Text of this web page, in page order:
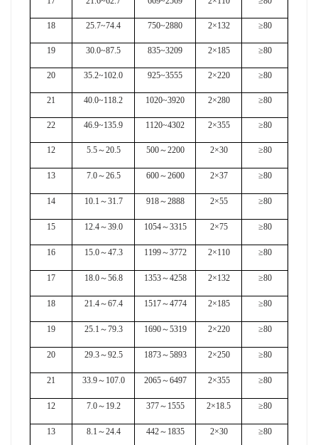
18 25.7~74.4 750~2880 2×132 ≥80
19 30.0~87.5 835~3209 2×185 ≥80
20 35.2~102.0 925~3555 2×220 ≥80
21 40.0~118.2 1020~3920 2×280 ≥80
22 46.9~135.9 1120~4302 2×355 ≥80
12 5.5～20.5 500～2200 2×30 ≥80
13 7.0～26.5 600～2600 2×37 ≥80
14 10.1 ～31.7 918～2888 2×55 ≥80
15 12.4～39.0 1054～3315 2×75 ≥80
16 15.0～47.3 1199～3772 2×110 ≥80
17 18.0～56.8 1353～4258 2×132 ≥80
18 21.4～67.4 1517～4774 2×185 ≥80
19 25.1 ～79.3 1690～5319 2×220 ≥80
20 29.3～92.5 1873～5893 2×250 ≥80
21 33.9～ 107.0 2065～6497 2×355 ≥80
12 7.0～ 19.2 377～ 1555 2×18.5 ≥80
13 8.1 ～24.4 442～ 1835 2×30 ≥80